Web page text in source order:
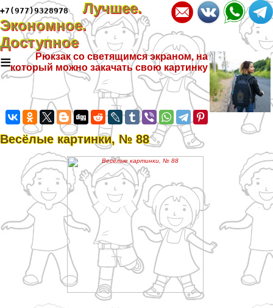
+7(977)9328978
Лучшее.
Экономное.
Доступное
≡
Рюкзак со светящимся экраном, на
который можно закачать свою картинку
Весёлые картинки, № 88